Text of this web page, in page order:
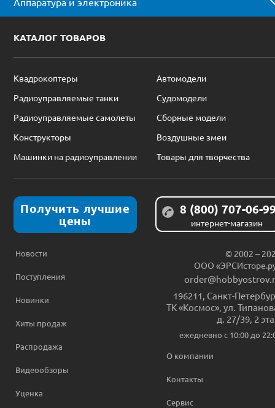
КАТАЛОГ ТОВАРОВ
Квадрокоптеры
Автомодели
Радиоуправляемые танки
Судомодели
Радиоуправляемые самолеты
Сборные модели
Конструкторы
Воздушные змеи
Машинки на радиоуправлении
Товары для творчества
Получить лучшие
цены
8 (800) 707-06-
интернет-магазин
Новости
Поступления
Новинки
Хиты продаж
Распродажа
Видеообзоры
Уценка
© 2002 –
ООО
196211 Санкт-
ТК «Космос», ул.
д. 27/39, 2
ежедневно c 10:00 до
О компании
Контакты
Сервис